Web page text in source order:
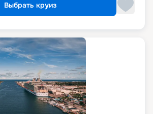
Выбрать круиз